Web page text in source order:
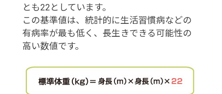
とも22としています。
この基準値は、統計的に生活習慣病などの
有病率が最も低く、長生きできる可能性の
高い数値です。